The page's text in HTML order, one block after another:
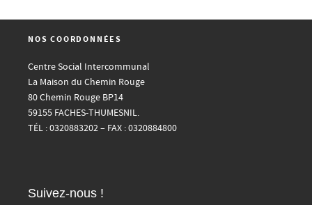
NOS COORDONNÉES
Centre Social Intercommunal
La Maison du Chemin Rouge
80 Chemin Rouge BP14
59155 FACHES-THUMESNIL.
TÉL : 0320883202 – FAX : 0320884800
Suivez-nous !